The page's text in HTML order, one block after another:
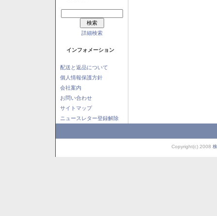
詳細検索
インフォメーション
配送と返品について
個人情報保護方針
会社案内
お問い合わせ
サイトマップ
ニュースレター登録解除
Copyright(c) 2008